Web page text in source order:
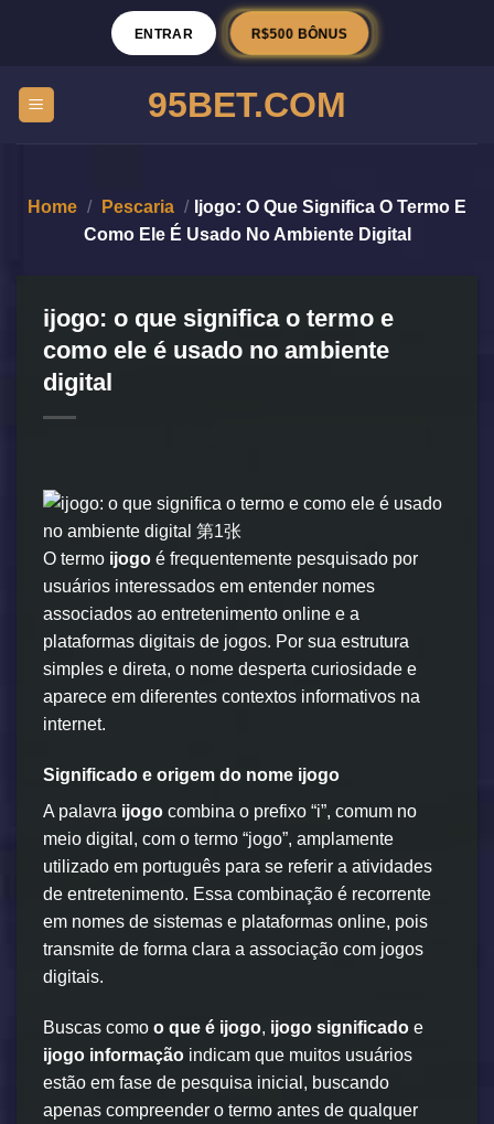
ENTRAR R$500 BÔNUS
95BET.COM
Home / Pescaria /
Ijogo: O Que Significa O Termo E
Como Ele É Usado No Ambiente Digital
ijogo: o que significa o termo e
como ele é usado no ambiente
digital
O termo ijogo é frequentemente pesquisado por
usuários interessados em entender nomes
associados ao entretenimento online e a
plataformas digitais de jogos. Por sua estrutura
simples e direta, o nome desperta curiosidade e
aparece em diferentes contextos informativos na
internet.
Significado e origem do nome ijogo
A palavra ijogo combina o prefixo “i”, comum no
meio digital, com o termo “jogo”, amplamente
utilizado em português para se referir a atividades
de entretenimento. Essa combinação é recorrente
em nomes de sistemas e plataformas online, pois
transmite de forma clara a associação com jogos
digitais.
Buscas como o que é ijogo, ijogo significado e
ijogo informação indicam que muitos usuários
estão em fase de pesquisa inicial, buscando
apenas compreender o termo antes de qualquer